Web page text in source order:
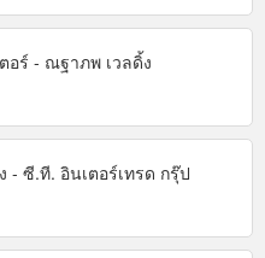
อร์ - ณฐาภพ เวลดิ้ง
- ซี.ที. อินเตอร์เทรด กรุ๊ป